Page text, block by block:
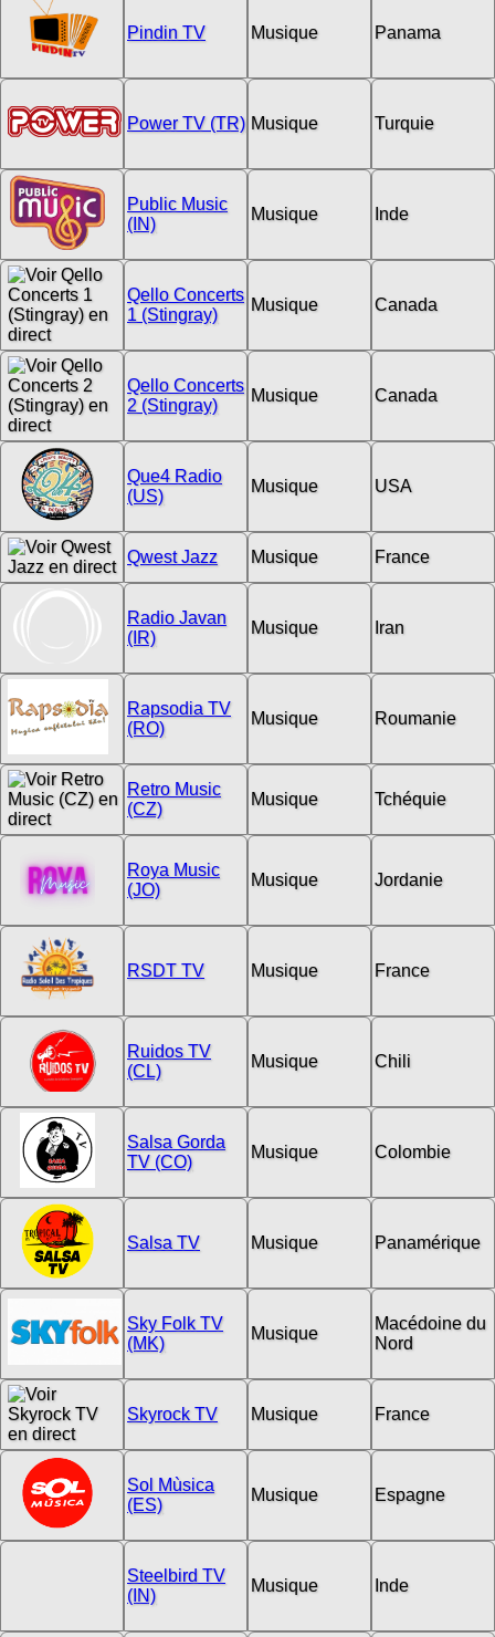
Pindin TV Musique Panama
Power TV (TR) Musique Turquie
Public Music
(IN)
Musique Inde
Qello Concerts
1 (Stingray)
Musique Canada
Qello Concerts
2 (Stingray)
Musique Canada
Que4 Radio
(US)
Musique USA
Qwest Jazz Musique France
Radio Javan
(IR)
Musique Iran
Rapsodia TV
(RO)
Musique Roumanie
Retro Music
(CZ)
Musique Tchéquie
Roya Music
(JO)
Musique Jordanie
RSDT TV Musique France
Ruidos TV
(CL)
Musique Chili
Salsa Gorda
TV (CO)
Musique Colombie
Salsa TV Musique Panamérique
Sky Folk TV
(MK)
Musique
Macédoine du
Nord
Skyrock TV Musique France
Sol Mùsica
(ES)
Musique Espagne
Steelbird TV
(IN)
Musique Inde